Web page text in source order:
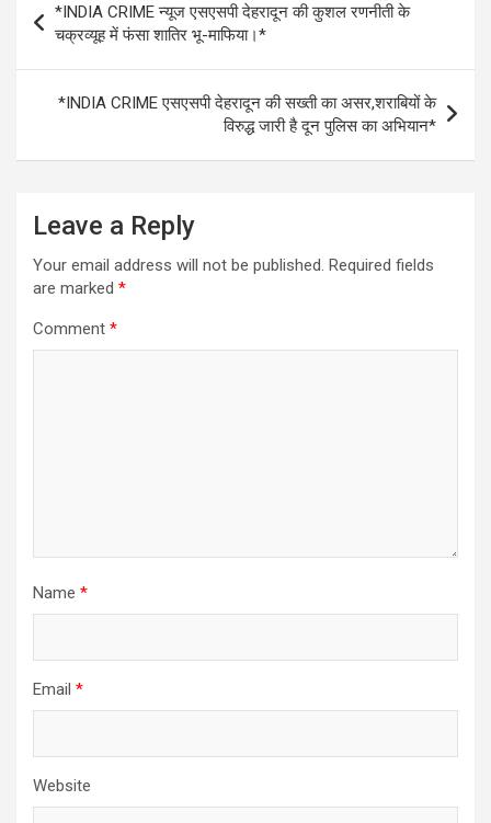
navigation
*INDIA CRIME न्यूज एसएसपी देहरादून की कुशल रणनीती के
चक्रव्यूह में फंसा शातिर भू-माफिया।*
*INDIA CRIME एसएसपी देहरादून की सख्ती का असर,शराबियों के
विरुद्ध जारी है दून पुलिस का अभियान*
Leave a Reply
Your email address will not be published. Required fields
are marked *
Comment *
Name *
Email *
Website